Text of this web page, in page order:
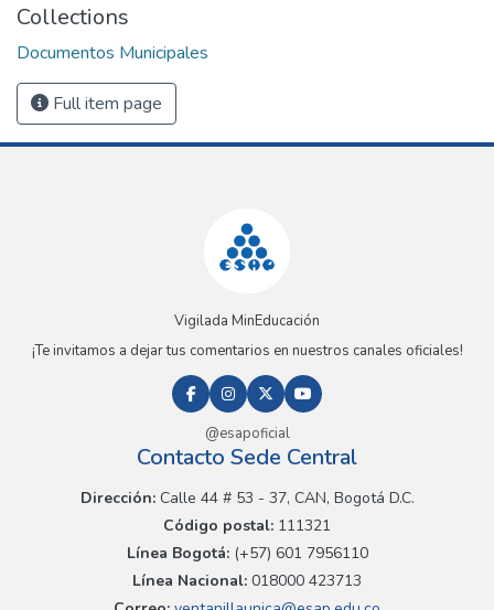
Collections
Documentos Municipales
Full item page
Vigilada MinEducación
¡Te invitamos a dejar tus comentarios en nuestros canales oficiales!
@esapoficial
Contacto Sede Central
Dirección:Calle 44 # 53 - 37, CAN, Bogotá D.C.
Código postal: 111321
Línea Bogotá:(+57) 601 7956110
Línea Nacional: 018000 423713